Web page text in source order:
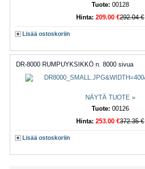
Tuote: 00128
Hinta:209.00 €292.04 €
Lisää ostoskoriin
DR-8000 RUMPUYKSIKKÖ n. 8000 sivua
NÄYTÄ TUOTE »
Tuote: 00126
Hinta:253.00 €372.35 €
Lisää ostoskoriin